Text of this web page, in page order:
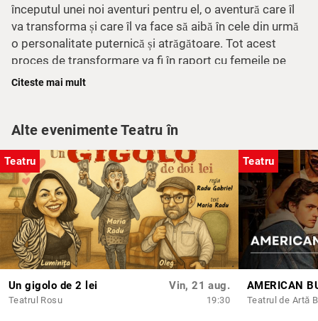
începutul unei noi aventuri pentru el, o aventură care îl
va transforma și care îl va face să aibă în cele din urmă
o personalitate puternică și atrăgătoare. Tot acest
proces de transformare va fi în raport cu femeile pe
care le întâlnește.
Astfel, Garunski ajunge chiar să descopere modul în
„Un bărbat și mai multe femei” este un spectacol în
care poți urmări evoluția personajelor și toate
încurcăturile prin care trec, dar și cum progresează
relațiile dintre acestea.
Traducere text: Tudor Steriade
Distribuția: Oana Berbec și Ștefan Opreanu
Citeste mai mult
Alte evenimente Teatru în
Teatru
Un gigolo de 2 lei
Teatrul Rosu
Vin, 21 aug.
19:30
Teatru
AMERICAN
Teatrul de Artă